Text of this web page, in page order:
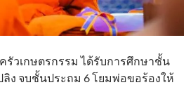
รัวเกษตรกรรม ได้รับการศึกษาชั้น
ง จบชั้นประถม 6 โยมพ่อขอร้องให้